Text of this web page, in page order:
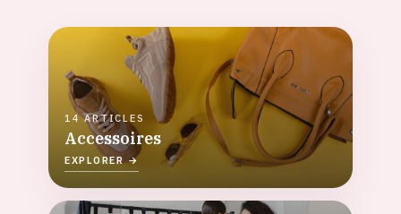
14 ARTICLES
Accessoires
EXPLORER →